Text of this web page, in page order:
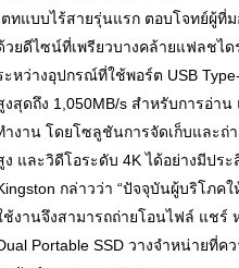
ตทแบบไร้สายรุ่นแรก ตอบโจทย์ผู้ที่
วยดีไซน์ที่เพรียวบางคล้ายแฟลชไ
ะหว่างอุปกรณ์ที่ใช้พอร์ต USB
งสุดถึง 1,050MB/s สำหรับการอ่า
ำงาน โดยโซลูชันการจัดเก็บและถ่
ง และวิดีโอระดับ 4K ได้อย่างมีปร
กล่าวว่า “ปัจจุบันผู้บริโภค
ช้งานจึงสามารถถ่ายโอนไฟล์ แชร์
Portable SSD วางจำหน่ายที่